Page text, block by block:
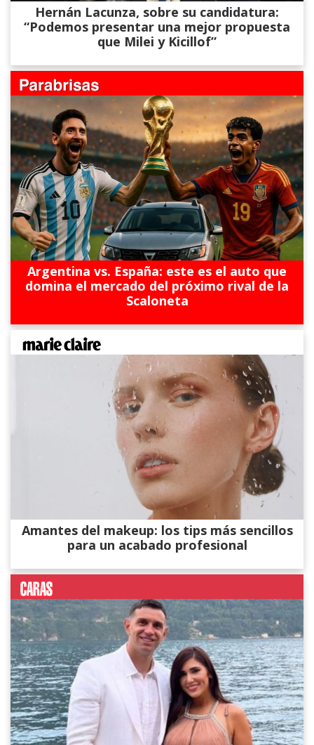
Hernán Lacunza, sobre su candidatura:
“Podemos presentar una mejor propuesta
que Milei y Kicillof”
Argentina vs. España: este es el auto que
domina el mercado del próximo rival de la
Scaloneta
Amantes del makeup: los tips más sencillos
para un acabado profesional